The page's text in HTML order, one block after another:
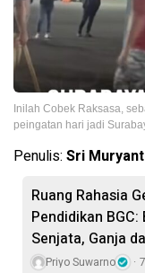
Inilah Cobek Raksasa,
peingatan hari jadi
Penulis: Sri
Ruang Rahasia
Pendidikan
Senjata, Ganja
Priyo Suwarno